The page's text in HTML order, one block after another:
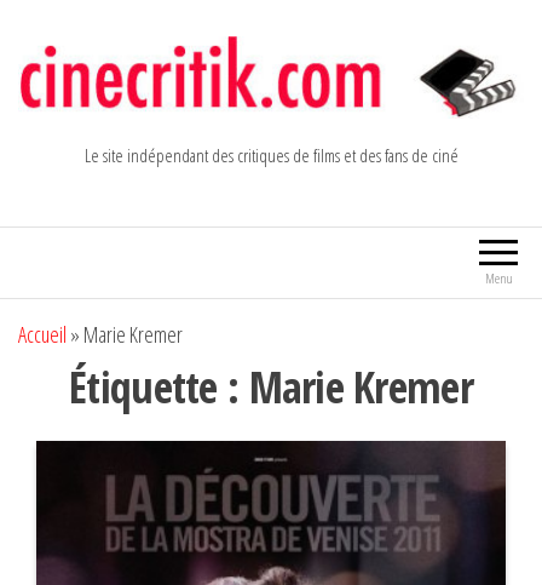
contenu
Le site indépendant des critiques de films et des fans de ciné
Menu
Accueil » Marie Kremer
Étiquette : Marie Kremer